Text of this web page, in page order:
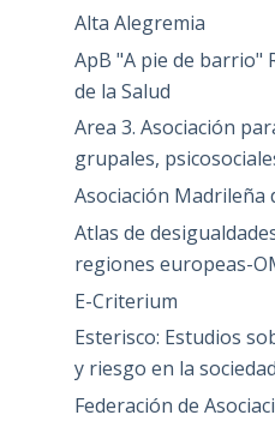
Alta Alegremia
ApB "A pie de barrio"
de la Salud
Area 3. Asociación
grupales,
Asociación Madrileña
Atlas de
regiones europeas-
E-Criterium
Esterisco: Estudios
y riesgo en la
Federación de